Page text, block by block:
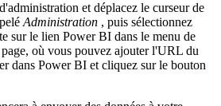
et déplacez le curseur de
Administration , puis sélectionnez
sur le lien Power BI dans le menu de
où vous pouvez ajouter l'URL du
dans Power BI et cliquez sur le bouton